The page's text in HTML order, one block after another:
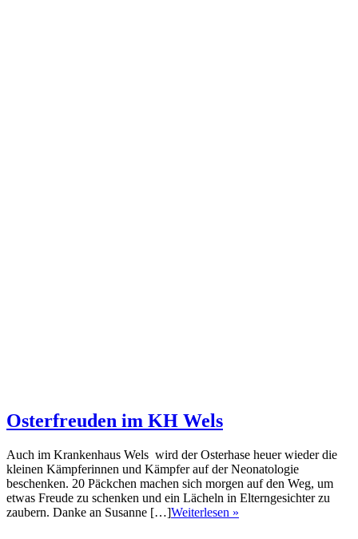
Osterfreuden im KH Wels
Auch im Krankenhaus Wels wird der Osterhase heuer wieder die
kleinen Kämpferinnen und Kämpfer auf der Neonatologie
beschenken. 20 Päckchen machen sich morgen auf den Weg, um
etwas Freude zu schenken und ein Lächeln in Elterngesichter zu
zaubern. Danke an Susanne […]Weiterlesen »